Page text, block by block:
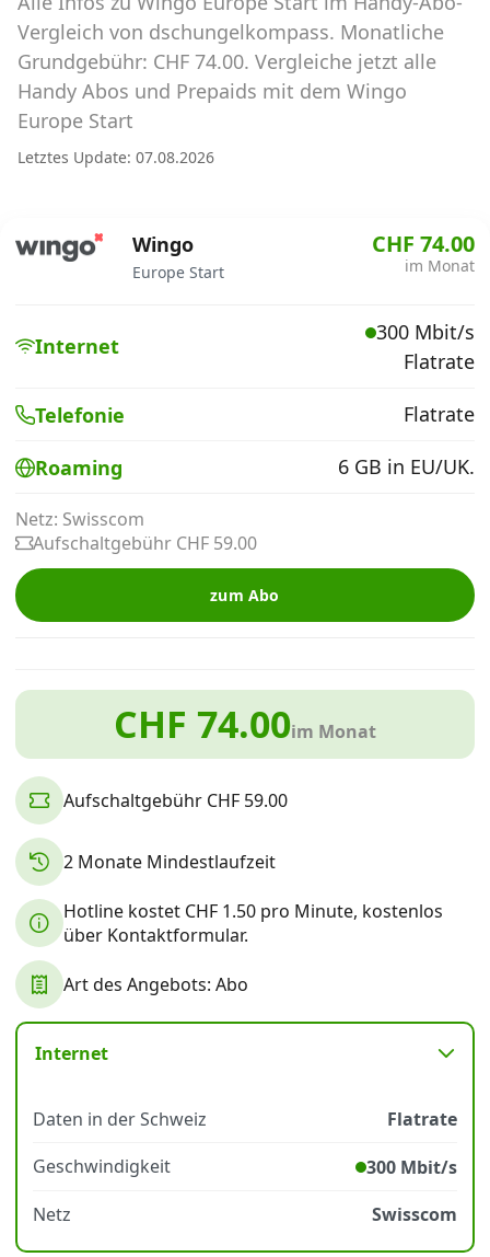
Abos für Tablets, Hotspots und Smart
Watches
Tarifrechner Handy-Abo
Der gute alte Tarifrechner im neuen Design
Alle Anbieter
Mobilfunknetz Schweiz
Handy-Abo kündigen oder
Internet, TV, Telefon
Aktionen
News
Forum
Über uns
Datenschutz
Vergleich von dschungelkompass. Monatliche
Grundgebühr: CHF 74.00. Vergleiche jetzt alle
Handy Abos und Prepaids mit dem Wingo
Europe Start
Letztes Update: 07.08.2026
Wingo
Europe Start
CHF 74.00
im Monat
Internet
300 Mbit/s
Flatrate
Telefonie Flatrate
Roaming 6 GB in EU/UK.
Netz: Swisscom
Aufschaltgebühr CHF 59.00
zum Abo
CHF 74.00im Monat
Aufschaltgebühr CHF 59.00
2 Monate Mindestlaufzeit
Hotline kostet CHF 1.50 pro Minute, kostenlos
über Kontaktformular.
Art des Angebots: Abo
Internet
Daten in der Schweiz
Flatrate
Geschwindigkeit
300 Mbit/s
Netz
Swisscom